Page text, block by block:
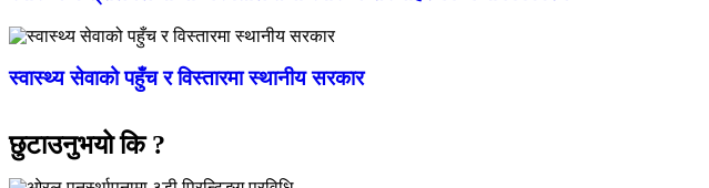
स्वास्थ्य सेवाको पहुँच र विस्तारमा स्थानीय सरकार
छुटाउनुभयो कि ?